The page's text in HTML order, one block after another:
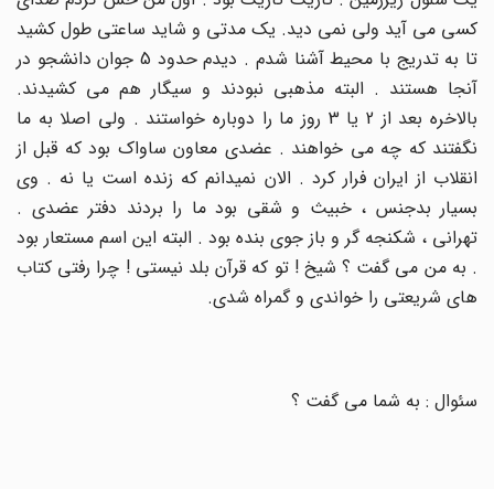
کسی می آید ولی نمی دید. یک مدتی و شاید ساعتی طول کشید
تا به تدریج با محیط آشنا شدم . دیدم حدود 5 جوان دانشجو در
آنجا هستند . البته مذهبی نبودند و سیگار هم می کشیدند.
بالاخره بعد از 2 یا 3 روز ما را دوباره خواستند . ولی اصلا به ما
نگفتند که چه می خواهند . عضدی معاون ساواک بود که قبل از
انقلاب از ایران فرار کرد . الان نمیدانم که زنده است یا نه . وی
بسیار بدجنس ، خبیث و شقی بود ما را بردند دفتر عضدی .
تهرانی ، شکنجه گر و باز جوی بنده بود . البته این اسم مستعار بود
. به من می گفت ؟ شیخ ! تو که قرآن بلد نیستی ! چرا رفتی کتاب
های شریعتی را خواندی و گمراه شدی.
سئوال : به شما می گفت ؟